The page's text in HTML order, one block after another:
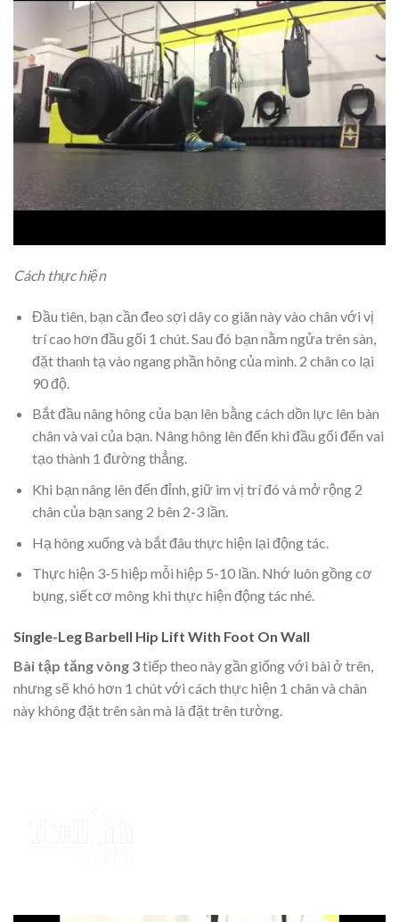
Cách thực hiện
Đầu tiên, bạn cần đeo sợi dây co giãn này vào chân với vị
trí cao hơn đầu gối 1 chút. Sau đó bạn nằm ngửa trên sàn,
đặt thanh tạ vào ngang phần hông của mình. 2 chân co lại
90 độ.
Bắt đầu nâng hông của bạn lên bằng cách dồn lực lên bàn
chân và vai của bạn. Nâng hông lên đến khi đầu gối đến vai
tạo thành 1 đường thẳng.
Khi bạn nâng lên đến đỉnh, giữ im vị trí đó và mở rộng 2
chân của bạn sang 2 bên 2-3 lần.
Hạ hông xuống và bắt đâu thực hiện lại động tác.
Thực hiện 3-5 hiệp mỗi hiệp 5-10 lần. Nhớ luôn gồng cơ
bụng, siết cơ mông khi thực hiện động tác nhé.
Single-Leg Barbell Hip Lift With Foot On Wall
Bài tập tăng vòng 3tiếp theo này gần giống với bài ở trên,
nhưng sẽ khó hơn 1 chút với cách thực hiện 1 chân và chân
này không đặt trên sàn mà là đặt trên tường.